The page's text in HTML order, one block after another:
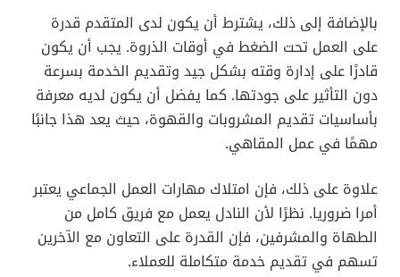
بالإضافة إلى ذلك، يشترط أن يكون لدى المتقدم قدرة
على العمل تحت الضغط في أوقات الذروة. يجب أن يكون
قادرًا على إدارة وقته بشكل جيد وتقديم الخدمة بسرعة
دون التأثير على جودتها. كما يفضل أن يكون لديه معرفة
بأساسيات تقديم المشروبات والقهوة، حيث يعد هذا جانبًا
مهمًا في عمل المقاهي.
علاوة على ذلك، فإن امتلاك مهارات العمل الجماعي يعتبر
أمرا ضروريا. نظرًا لأن النادل يعمل مع فريق كامل من
الطهاة والمشرفين، فإن القدرة على التعاون مع الآخرين
تسهم في تقديم خدمة متكاملة للعملاء.